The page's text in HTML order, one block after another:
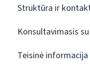
Struktūra ir
Konsultavimasis
Teisinė informacija